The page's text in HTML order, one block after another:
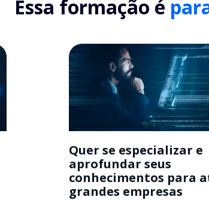
Essa formação é
Quer se especializar e
aprofundar seus
conhecimentos para
grandes empresas